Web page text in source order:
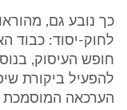
חופש העיסוק,
להפעיל ביקורת
הערכאה המוסמכת